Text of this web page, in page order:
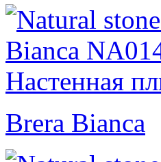
Brera Bianca